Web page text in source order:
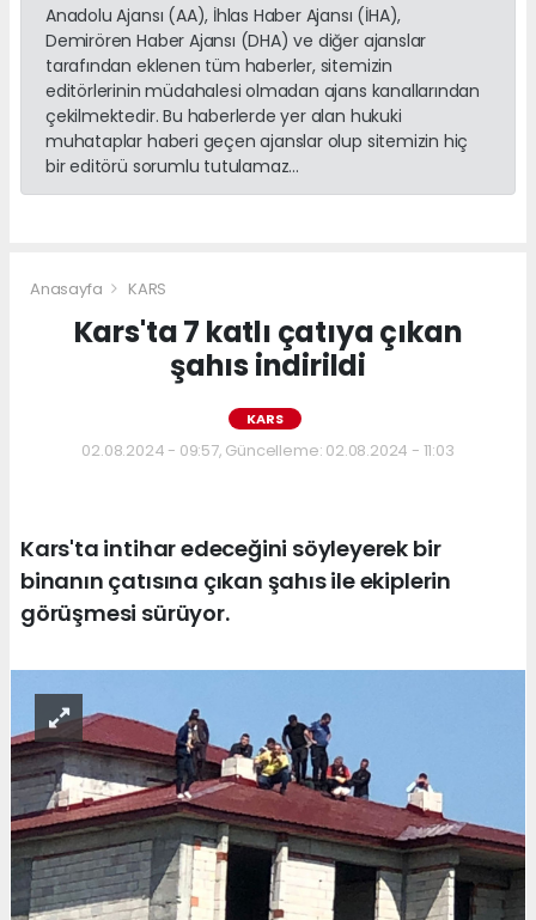
Anadolu Ajansı (AA), İhlas Haber Ajansı (İHA),
Demirören Haber Ajansı (DHA) ve diğer ajanslar
tarafından eklenen tüm haberler, sitemizin
editörlerinin müdahalesi olmadan ajans kanallarından
çekilmektedir. Bu haberlerde yer alan hukuki
muhataplar haberi geçen ajanslar olup sitemizin hiç
bir editörü sorumlu tutulamaz...
Anasayfa KARS
Kars'ta 7 katlı çatıya çıkan
şahıs indirildi
KARS
02.08.2024 - 09:57, Güncelleme: 02.08.2024 - 11:03
Kars'ta intihar edeceğini söyleyerek bir
binanın çatısına çıkan şahıs ile ekiplerin
görüşmesi sürüyor.